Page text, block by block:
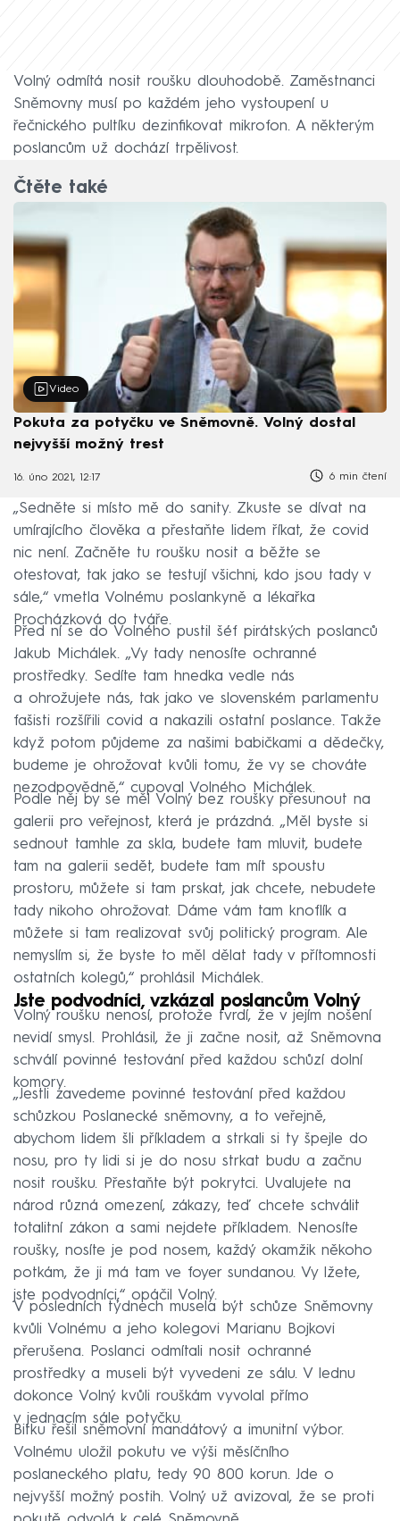
Volný odmítá nosit roušku dlouhodobě. Zaměstnanci
Sněmovny musí po každém jeho vystoupení u
řečnického pultíku dezinfikovat mikrofon. A některým
poslancům už dochází trpělivost.
Čtěte také
Video
Pokuta za potyčku ve Sněmovně. Volný dostal
nejvyšší možný trest
16. úno 2021, 12:17 6 min čtení
„Sedněte si místo mě do sanity. Zkuste se dívat na
umírajícího člověka a přestaňte lidem říkat, že covid
nic není. Začněte tu roušku nosit a běžte se
otestovat, tak jako se testují všichni, kdo jsou tady v
sále,“ vmetla Volnému poslankyně a lékařka
Procházková do tváře.
Před ní se do Volného pustil šéf pirátských poslanců
Jakub Michálek. „Vy tady nenosíte ochranné
prostředky. Sedíte tam hnedka vedle nás
a ohrožujete nás, tak jako ve slovenském parlamentu
fašisti rozšířili covid a nakazili ostatní poslance. Takže
když potom půjdeme za našimi babičkami a dědečky,
budeme je ohrožovat kvůli tomu, že vy se chováte
nezodpovědně,“ cupoval Volného Michálek.
Podle něj by se měl Volný bez roušky přesunout na
galerii pro veřejnost, která je prázdná. „Měl byste si
sednout tamhle za skla, budete tam mluvit, budete
tam na galerii sedět, budete tam mít spoustu
prostoru, můžete si tam prskat, jak chcete, nebudete
tady nikoho ohrožovat. Dáme vám tam knoflík a
můžete si tam realizovat svůj politický program. Ale
nemyslím si, že byste to měl dělat tady v přítomnosti
ostatních kolegů,“ prohlásil Michálek.
Jste podvodníci, vzkázal poslancům Volný
Volný roušku nenosí, protože tvrdí, že v jejím nošení
nevidí smysl. Prohlásil, že ji začne nosit, až Sněmovna
schválí povinné testování před každou schůzí dolní
komory.
„Jestli zavedeme povinné testování před každou
schůzkou Poslanecké sněmovny, a to veřejně,
abychom lidem šli příkladem a strkali si ty špejle do
nosu, pro ty lidi si je do nosu strkat budu a začnu
nosit roušku. Přestaňte být pokrytci. Uvalujete na
národ různá omezení, zákazy, teď chcete schválit
totalitní zákon a sami nejdete příkladem. Nenosíte
roušky, nosíte je pod nosem, každý okamžik někoho
potkám, že ji má tam ve foyer sundanou. Vy lžete,
jste podvodníci,“ opáčil Volný.
V posledních týdnech musela být schůze Sněmovny
kvůli Volnému a jeho kolegovi Marianu Bojkovi
přerušena. Poslanci odmítali nosit ochranné
prostředky a museli být vyvedeni ze sálu. V lednu
dokonce Volný kvůli rouškám vyvolal přímo
v jednacím sále potyčku.
Bitku řešil sněmovní mandátový a imunitní výbor.
Volnému uložil pokutu ve výši měsíčního
poslaneckého platu, tedy 90 800 korun. Jde o
nejvyšší možný postih. Volný už avizoval, že se proti